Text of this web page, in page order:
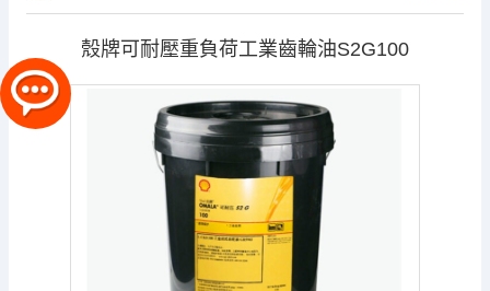
殼牌可耐壓重負荷工業齒輪油S2G100